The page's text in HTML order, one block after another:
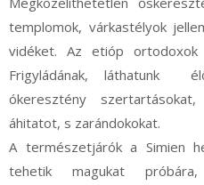
templomok, várkastélyok
vidéket. Az etióp
Frigyládának, láthatunk
ókeresztény
áhitatot, s zarándokokat.
A természetjárók a Simien
tehetik magukat próbára,